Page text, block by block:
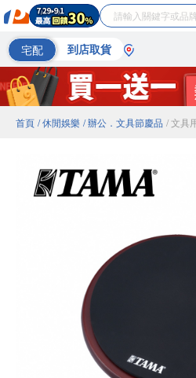
宅配 到店取貨
首頁 / 休閒娛樂 / 辦公．文具節慶品 / 文具